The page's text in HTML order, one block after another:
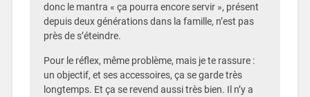
donc le mantra « ça pourra encore servir », présent
depuis deux générations dans la famille, n’est pas
près de s’éteindre.
Pour le réflex, même problème, mais je te rassure :
un objectif, et ses accessoires, ça se garde très
longtemps. Et ça se revend aussi très bien. Il n’y a